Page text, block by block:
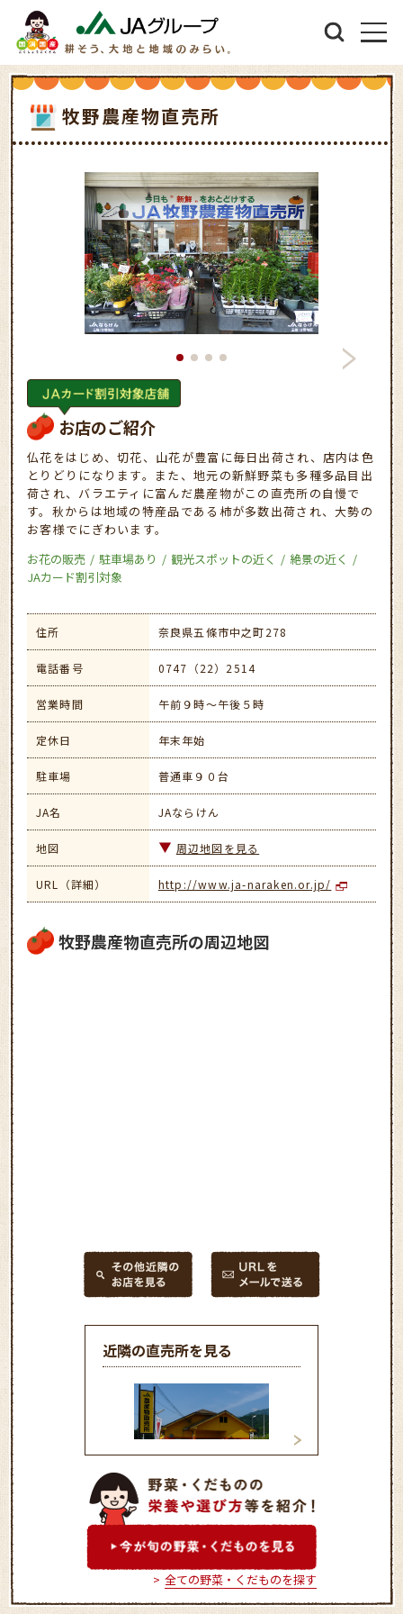
牧野農産物直売所
お店のご紹介
仏花をはじめ、切花、山花が豊富に毎日出荷され、店内は色
とりどりになります。また、地元の新鮮野菜も多種多品目出
荷され、バラエティに富んだ農産物がこの直売所の自慢で
す。秋からは地域の特産品である柿が多数出荷され、大勢の
お客様でにぎわいます。
お花の販売
駐車場あり 観光スポットの近く
絶景の近く
JAカード割引対象
住所 奈良県五條市中之町278
電話番号 0747（22）2514
営業時間 午前９時～午後５時
定休日 年末年始
駐車場 普通車９０台
JA名 JAならけん
地図 周辺地図を見る
URL（詳細） http://www.ja-naraken.or.jp/
牧野農産物直売所の周辺地図
近隣の直売所を見る
御所大正農産物直売所 葛上農産物直売所
全ての野菜・くだものを探す